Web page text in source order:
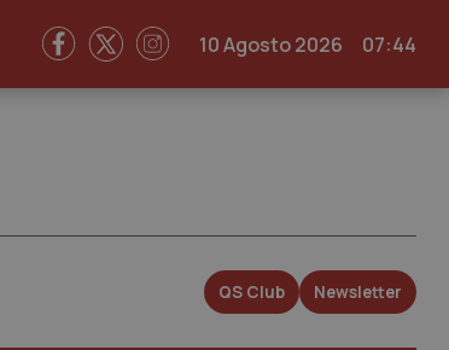
10 Agosto 2026 07:44
QS Club Newsletter